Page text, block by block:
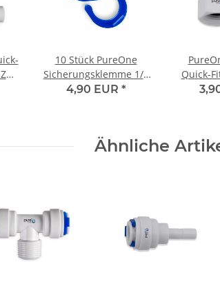
10 Stück PureOne
Sicherungsklemme 1/4
Zoll für Quick-Fitting
4,90 EUR *
Quick-
auf 3/8
Ähnliche